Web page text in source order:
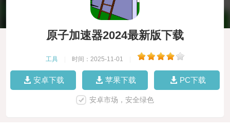
原子加速器2024最新版下载
工具 时间：2025-11-01
安卓下载 苹果下载 PC下载
安卓市场，安全绿色